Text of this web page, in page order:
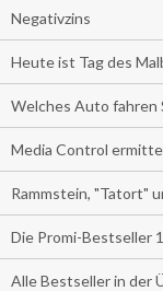
Negativzins
Heute ist Tag des
Welches Auto fahren
Media Control
Rammstein, "Tatort"
Die Promi-Bestseller
Alle Bestseller in der